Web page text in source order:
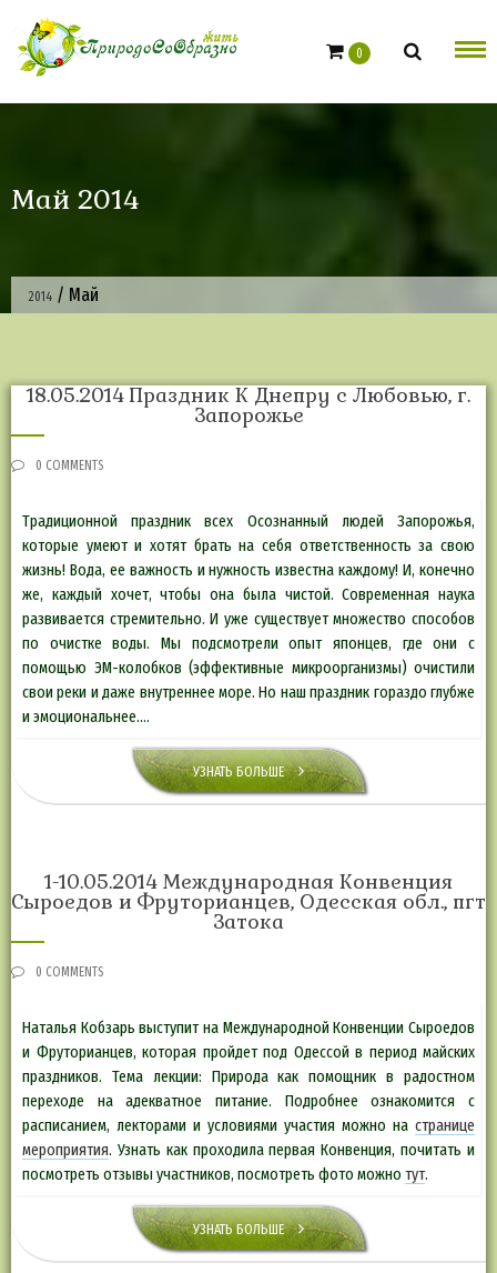
content
0
Май 2014
2014 / Май
18.05.2014 Праздник К Днепру с Любовью, г.
Запорожье
0 COMMENTS
Традиционной праздник всех Осознанный людей Запорожья,
которые умеют и хотят брать на себя ответственность за свою
жизнь! Вода, ее важность и нужность известна каждому! И, конечно
же, каждый хочет, чтобы она была чистой. Современная наука
развивается стремительно. И уже существует множество способов
по очистке воды. Мы подсмотрели опыт японцев, где они с
помощью ЭМ-колобков (эффективные микроорганизмы) очистили
свои реки и даже внутреннее море. Но наш праздник гораздо глубже
и эмоциональнее….
УЗНАТЬ БОЛЬШЕ
1-10.05.2014 Международная Конвенция
Сыроедов и Фруторианцев, Одесская обл., пгт
Затока
0 COMMENTS
Наталья Кобзарь выступит на Международной Конвенции Сыроедов
и Фруторианцев, которая пройдет под Одессой в период майских
праздников. Тема лекции: Природа как помощник в радостном
переходе на адекватное питание. Подробнее ознакомится с
расписанием, лекторами и условиями участия можно на странице
мероприятия. Узнать как проходила первая Конвенция, почитать и
посмотреть отзывы участников, посмотреть фото можно тут.
УЗНАТЬ БОЛЬШЕ